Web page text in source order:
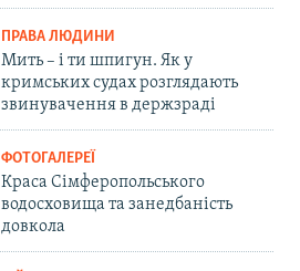
ПРАВА ЛЮДИНИ
Мить – і ти шпигун. Як у
кримських судах розглядають
звинувачення в держзраді
ФОТОГАЛЕРЕЇ
Краса Сімферопольського
водосховища та занедбаність
довкола